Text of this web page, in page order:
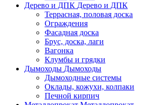
Дерево и ДПК Дерево и ДПК
Террасная, половая доска
Ограждения
Фасадная доска
Брус, доска, лаги
Вагонка
Клумбы и грядки
Дымоходы Дымоходы
Дымоходные системы
Оклады, кожухи, колпаки
Печной кирпич